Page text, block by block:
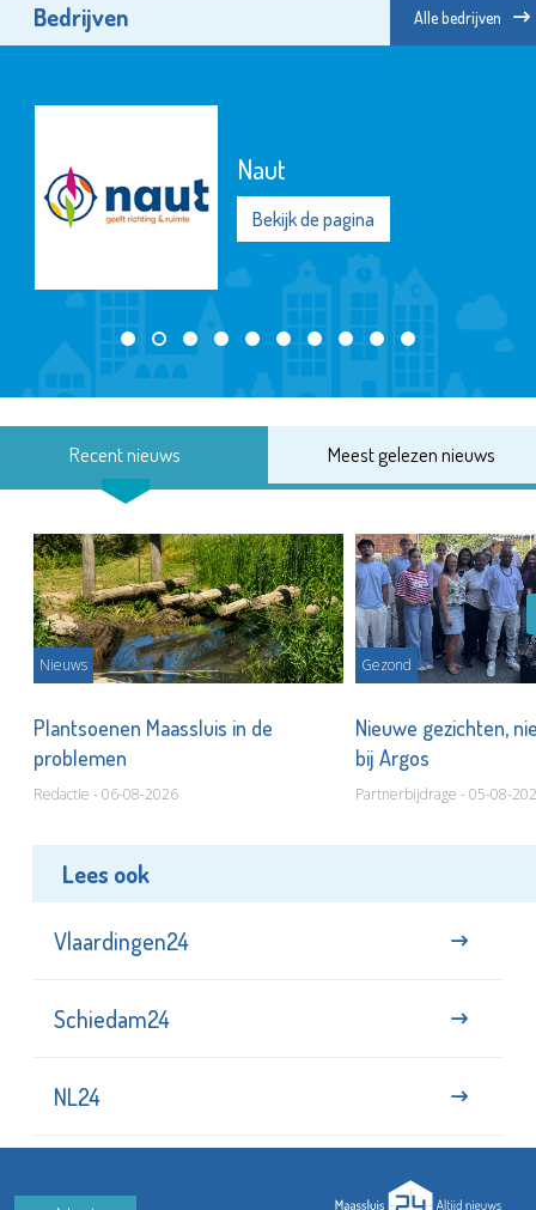
Bedrijven Alle bedrijven
Naut
Bekijk de pagina
Recent nieuws Meest gelezen nieuws
Nieuws
Plantsoenen Maassluis in de
problemen
Redactie - 06-08-2026
Gezond
Nieuwe gezichten,
bij Argos
Partnerbijdrage - 05-08-
Lees ook
Vlaardingen24
Schiedam24
NL24